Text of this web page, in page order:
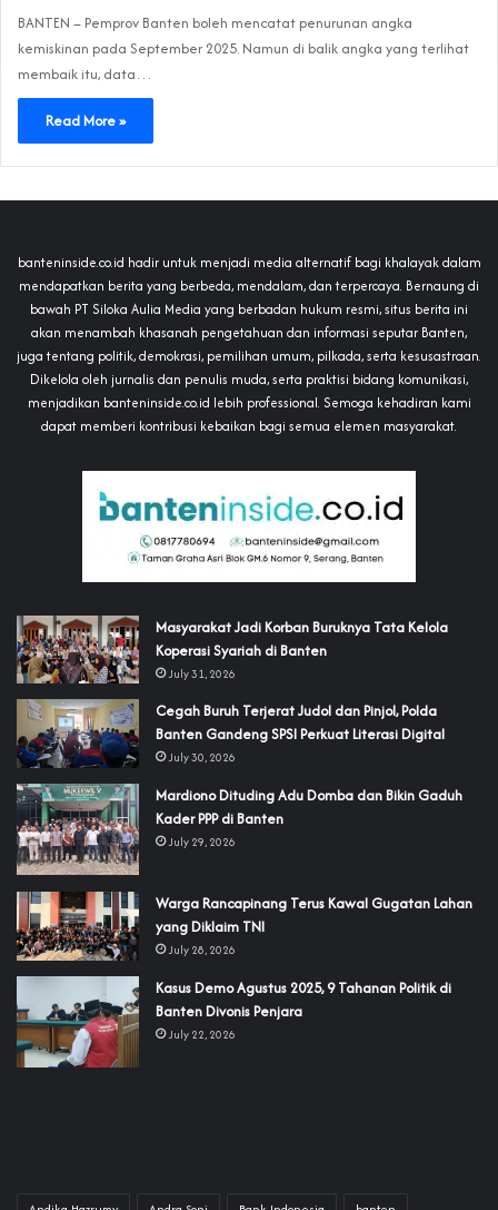
BANTEN – Pemprov Banten boleh mencatat penurunan angka
kemiskinan pada September 2025. Namun di balik angka yang terlihat
membaik itu, data…
Read More »
banteninside.co.id hadir untuk menjadi media alternatif bagi khalayak dalam
mendapatkan berita yang berbeda, mendalam, dan terpercaya. Bernaung di
bawah PT Siloka Aulia Media yang berbadan hukum resmi, situs berita ini
akan menambah khasanah pengetahuan dan informasi seputar Banten,
juga tentang politik, demokrasi, pemilihan umum, pilkada, serta kesusastraan.
Dikelola oleh jurnalis dan penulis muda, serta praktisi bidang komunikasi,
menjadikan banteninside.co.id lebih professional. Semoga kehadiran kami
dapat memberi kontribusi kebaikan bagi semua elemen masyarakat.
‎Masyarakat Jadi Korban Buruknya Tata Kelola
Koperasi Syariah di Banten
July 31, 2026
Cegah Buruh Terjerat Judol dan Pinjol, Polda
Banten Gandeng SPSI Perkuat Literasi Digital
July 30, 2026
‎Mardiono Dituding Adu Domba dan Bikin Gaduh
Kader PPP di Banten
July 29, 2026
‎Warga Rancapinang Terus Kawal Gugatan Lahan
yang Diklaim TNI‎‎
July 28, 2026
‎Kasus Demo Agustus 2025, 9 Tahanan Politik di
Banten Divonis Penjara
July 22, 2026